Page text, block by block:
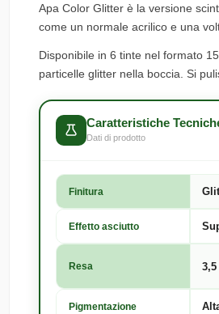
Apa Color Glitter è la versione
come un normale acrilico e una
Disponibile in 6 tinte nel formato
particelle glitter nella boccia. Si
Caratteristiche
Dati di prodotto
Finitura
Effetto asciutto
Resa 3,5
Pigmentazione